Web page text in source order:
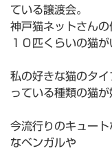
ている譲渡会。
神戸猫ネットさん
１０匹くらいの猫
私の好きな猫のタ
っている種類の猫が
今流行りのキュー
なベンガルや